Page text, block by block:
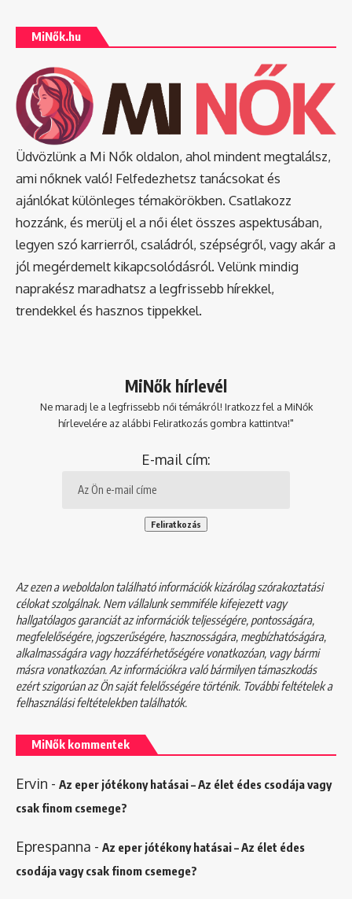
MiNők.hu
Üdvözlünk a Mi Nők oldalon, ahol mindent megtalálsz,
ami nőknek való! Felfedezhetsz tanácsokat és
ajánlókat különleges témakörökben. Csatlakozz
hozzánk, és merülj el a női élet összes aspektusában,
legyen szó karrierről, családról, szépségről, vagy akár a
jól megérdemelt kikapcsolódásról. Velünk mindig
naprakész maradhatsz a legfrissebb hírekkel,
trendekkel és hasznos tippekkel.
MiNők hírlevél
Ne maradj le a legfrissebb női témákról! Iratkozz fel a MiNők
hírlevelére az alábbi Feliratkozás gombra kattintva!"
E-mail cím:
Az ezen a weboldalon található információk kizárólag szórakoztatási
célokat szolgálnak. Nem vállalunk semmiféle kifejezett vagy
hallgatólagos garanciát az információk teljességére, pontosságára,
megfelelőségére, jogszerűségére, hasznosságára, megbízhatóságára,
alkalmasságára vagy hozzáférhetőségére vonatkozóan, vagy bármi
másra vonatkozóan. Az információkra való bármilyen támaszkodás
ezért szigorúan az Ön saját felelősségére történik. További feltételek a
felhasználási feltételekbentalálhatók.
MiNők kommentek
Ervin - Az eper jótékony hatásai – Az élet édes csodája vagy
csak finom csemege?
Eprespanna - Az eper jótékony hatásai – Az élet édes
csodája vagy csak finom csemege?